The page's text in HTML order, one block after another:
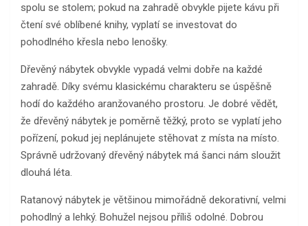
spolu se stolem; pokud na zahradě obvykle pijete kávu při
čtení své oblíbené knihy, vyplatí se investovat do
pohodlného křesla nebo lenošky.
Dřevěný nábytek obvykle vypadá velmi dobře na každé
zahradě. Díky svému klasickému charakteru se úspěšně
hodí do každého aranžovaného prostoru. Je dobré vědět,
že dřevěný nábytek je poměrně těžký, proto se vyplatí jeho
pořízení, pokud jej neplánujete stěhovat z místa na místo.
Správně udržovaný dřevěný nábytek má šanci nám sloužit
dlouhá léta.
Ratanový nábytek je většinou mimořádně dekorativní, velmi
pohodlný a lehký. Bohužel nejsou příliš odolné. Dobrou